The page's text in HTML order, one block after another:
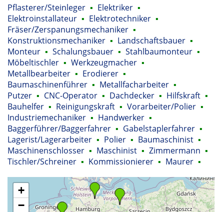
Pflasterer/Steinleger ▪ Elektriker ▪
Elektroinstallateur ▪ Elektrotechniker ▪
Fräser/Zerspanungsmechaniker ▪
Konstruktionsmechaniker ▪ Landschaftsbauer ▪
Monteur ▪ Schalungsbauer ▪ Stahlbaumonteur ▪
Möbeltischler ▪ Werkzeugmacher ▪
Metallbearbeiter ▪ Erodierer ▪
Baumaschinenführer ▪ Metallfacharbeiter ▪
Putzer ▪ CNC-Operator ▪ Dachdecker ▪ Hilfskraft ▪
Bauhelfer ▪ Reinigungskraft ▪ Vorarbeiter/Polier ▪
Industriemechaniker ▪ Handwerker ▪
Baggerführer/Baggerfahrer ▪ Gabelstaplerfahrer ▪
Lagerist/Lagerarbeiter ▪ Polier ▪ Baumaschinist ▪
Maschinenschlosser ▪ Maschinist ▪ Zimmermann ▪
Tischler/Schreiner ▪ Kommissionierer ▪ Maurer ▪
+
−